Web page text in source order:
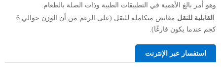
وهو أمر بالغ الأهمية في التطبيقات الطبية وذات الصلة بالطعام.
القابلية للنقل
مقابض متكاملة للنقل (على الرغم من أن الوزن حوالي 6
كجم عندما يكون فارغًا).
استفسار عبر الإنترنت